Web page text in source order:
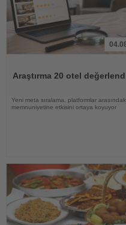
Araştırma 20 otel
Yeni meta sıralama, platformlar
memnuniyetine etkisini ortaya koyuyor